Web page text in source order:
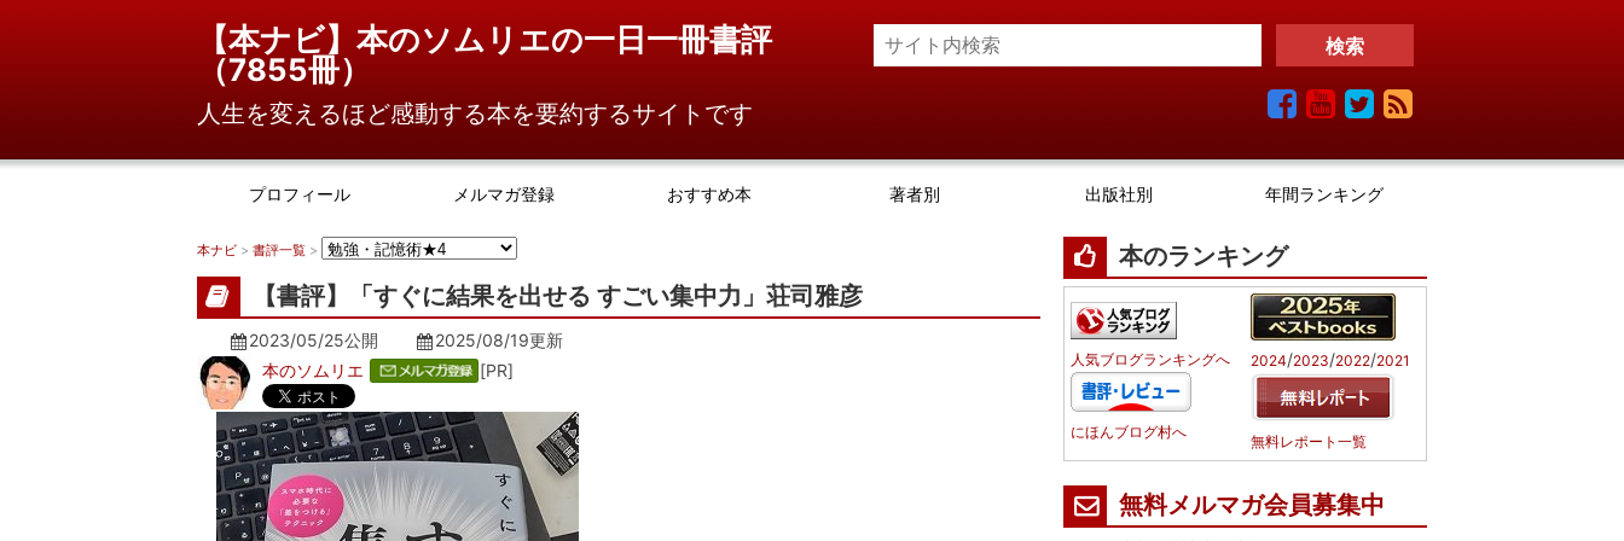
【本ナビ】本のソムリエの一日一冊書評
（7855冊）
人生を変えるほど感動する本を要約するサイトです
プロフィール メルマガ登録 おすすめ本 著者別 出版社別 年間ランキング
本ナビ > 書評一覧 >
【書評】「すぐに結果を出せる すごい集中力」荘司雅彦
2023/05/25公開 2025/08/19更新
本のソムリエ
[PR]
本のランキング
人気ブログランキングへ
にほんブログ村へ
2024/2023/2022/2021
無料レポート一覧
無料メルマガ会員募集中